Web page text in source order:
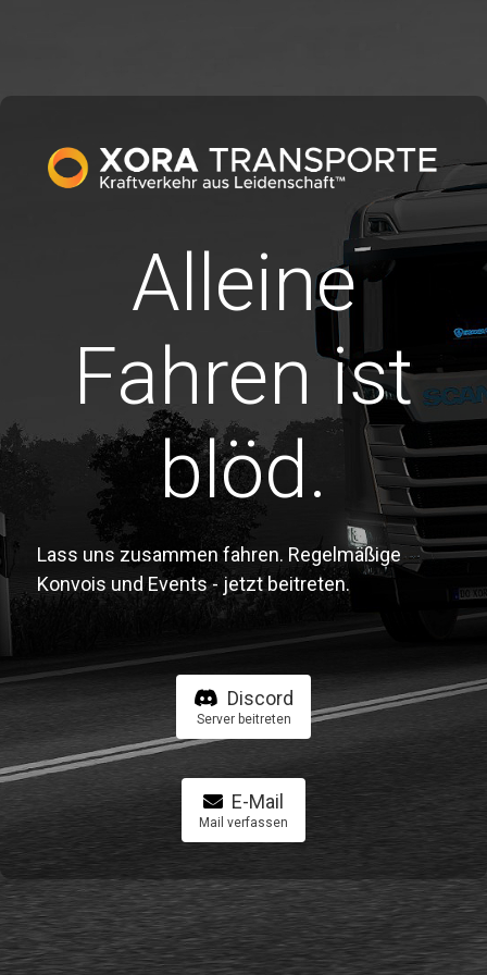
Alleine
Fahren ist
blöd.
Lass uns zusammen fahren. Regelmäßige
Konvois und Events - jetzt beitreten.
Discord
Server beitreten
E-Mail
Mail verfassen